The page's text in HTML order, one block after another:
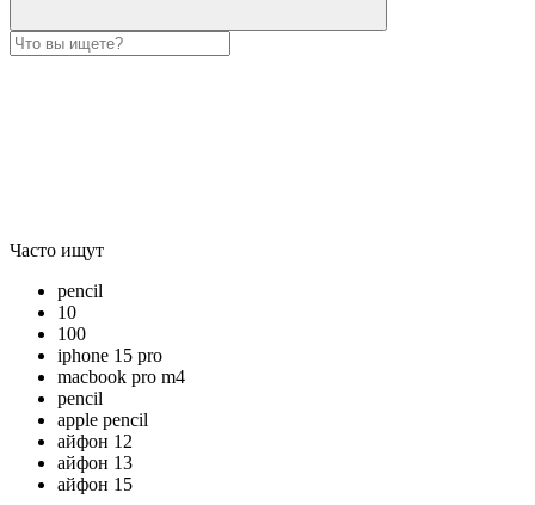
Часто ищут
pencil
10
100
iphone 15 pro
macbook pro m4
pencil
apple pencil
айфон 12
айфон 13
айфон 15